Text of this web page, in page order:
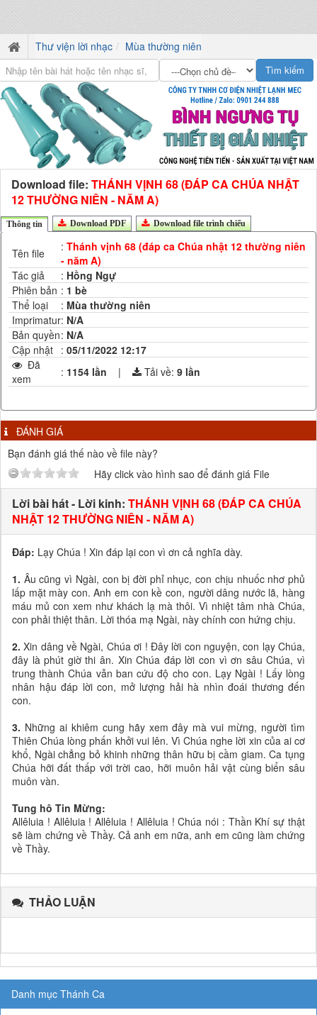
Thư viện lời nhạc Mùa thường niên
Download file: THÁNH VỊNH 68 (ĐÁP CA CHÚA NHẬT
12 THƯỜNG NIÊN - NĂM A)
Thông tin Download PDF Download file trình chiếu
Tên file : Thánh vịnh 68 (đáp ca Chúa nhật 12 thường niên
- năm A)
Tác giả
: Hồng Ngự
Phiên bản : 1 bè
Thể loại
: Mùa thường niên
Imprimatur: N/A
Bản quyền: N/A
Cập nhật : 05/11/2022 12:17
Đã
xem
: 1154 lần | Tải về: 9 lần
ĐÁNH GIÁ
Bạn đánh giá thế nào về file này?
Hãy click vào hình sao để đánh giá File
Lời bài hát - Lời kinh: THÁNH VỊNH 68 (ĐÁP CA CHÚA
NHẬT 12 THƯỜNG NIÊN - NĂM A)
Đáp: Lạy Chúa ! Xin đáp lại con vì ơn cả nghĩa dày.
1. Âu cũng vì Ngài, con bị đời phỉ nhục, con chịu nhuốc nhơ phủ
lấp mặt mày con. Anh em con kề con, người dâng nước lã, hàng
máu mủ con xem như khách lạ mà thôi. Vì nhiệt tâm nhà Chúa,
con phải thiệt thân. Lời thóa mạ Ngài, này chính con hứng chịu.
2. Xin dâng về Ngài, Chúa ơi ! Đây lời con nguyện, con lạy Chúa,
đây là phút giờ thi ân. Xin Chúa đáp lời con vì ơn sâu Chúa, vì
trung thành Chúa vẫn ban cứu độ cho con. Lạy Ngài ! Lấy lòng
nhân hậu đáp lời con, mở lượng hải hà nhìn đoái thương đến
con.
3. Những ai khiêm cung hãy xem đây mà vui mừng, người tìm
Thiên Chúa lòng phấn khởi vui lên. Vì Chúa nghe lời xin của ai cơ
khổ, Ngài chẳng bỏ khinh những thân hữu bị cầm giam. Ca tụng
Chúa hỡi đất thấp với trời cao, hỡi muôn hải vật cùng biển sâu
muôn vàn.
Tung hô Tin Mừng:
Allêluia ! Allêluia ! Allêluia ! Allêluia ! Chúa nói : Thần Khí sự thật
sẽ làm chứng về Thầy. Cả anh em nữa, anh em cũng làm chứng
về Thầy.
THẢO LUẬN
Danh mục Thánh Ca